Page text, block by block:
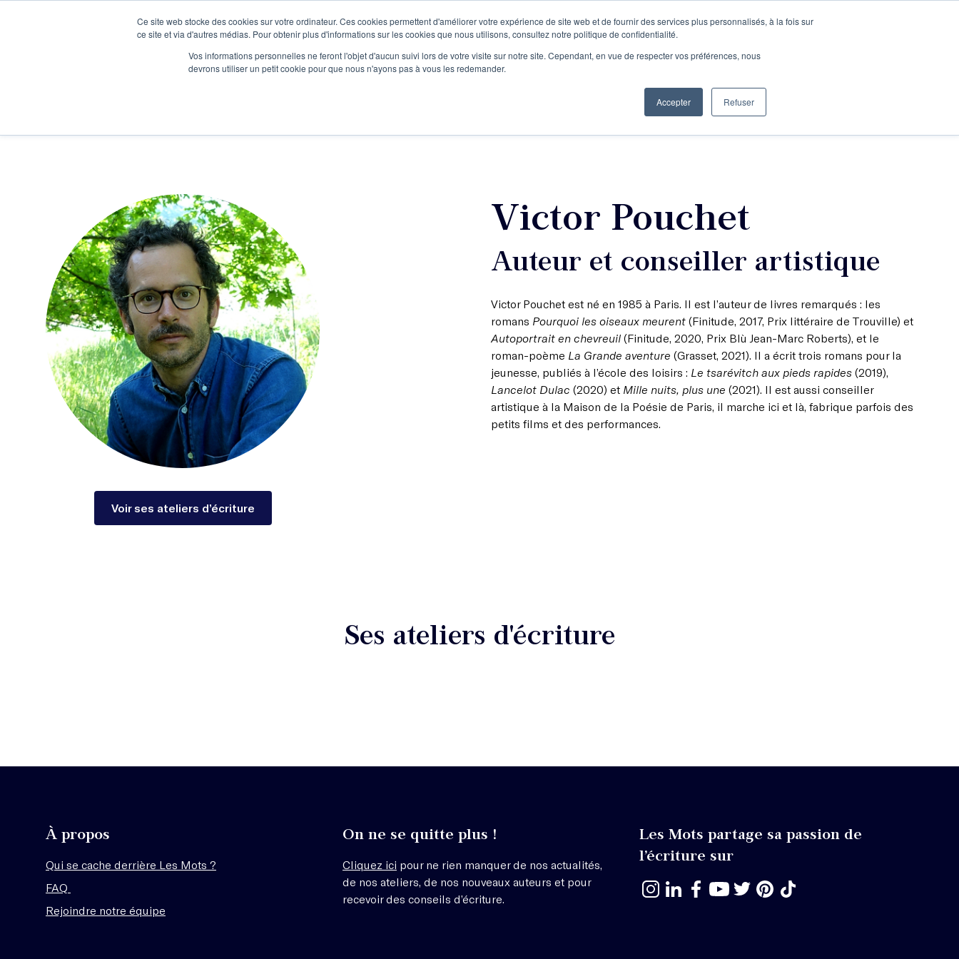
Ce site web stocke des cookies sur votre ordinateur. Ces cookies permettent d'améliorer votre expérience de site web et de fournir des services plus personnalisés, à la fois sur
ce site et via d'autres médias. Pour obtenir plus d'informations sur les cookies que nous utilisons, consultez notre politique de confidentialité.
Vos informations personnelles ne feront l'objet d'aucun suivi lors de votre visite sur notre site. Cependant, en vue de respecter vos préférences, nous
devrons utiliser un petit cookie pour que nous n'ayons pas à vous les redemander.
Accepter Refuser
Je participe à une session d’information Le podcast L'infolettre Se connecter Je découvre les ateliers
Entreprises
Voir ses ateliers d’écriture
Victor Pouchet
Auteur et conseiller artistique
Victor Pouchet est né en 1985 à Paris. Il est l’auteur de livres remarqués : les
romans Pourquoi les oiseaux meurent (Finitude, 2017, Prix littéraire de Trouville) et
Autoportrait en chevreuil (Finitude, 2020, Prix Blù Jean-Marc Roberts), et le
roman-poème La Grande aventure (Grasset, 2021). Il a écrit trois romans pour la
jeunesse, publiés à l’école des loisirs : Le tsarévitch aux pieds rapides (2019),
Lancelot Dulac (2020) et Mille nuits, plus une (2021). Il est aussi conseiller
artistique à la Maison de la Poésie de Paris, il marche ici et là, fabrique parfois des
petits films et des performances.
Ses ateliers d'écriture
À propos
Qui se cache derrière Les Mots ?
FAQ
Rejoindre notre équipe
On ne se quitte plus !
Cliquez ici pour ne rien manquer de nos actualités,
de nos ateliers, de nos nouveaux auteurs et pour
recevoir des conseils d’écriture.
Les Mots partage sa passion de
l’écriture sur